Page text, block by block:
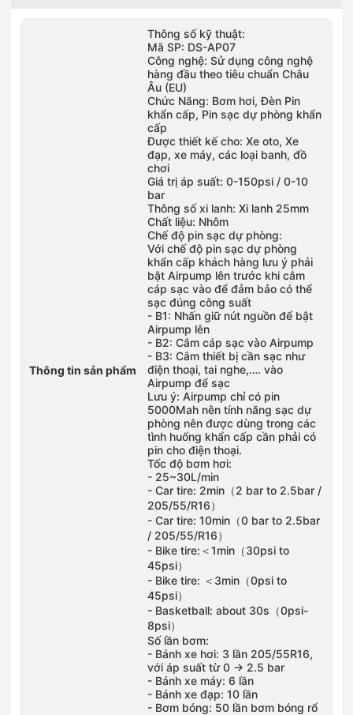
Thông tin sản phẩm
Thông số kỹ thuật:
Mã SP: DS-AP07
Công nghệ: Sử dụng công nghệ
hàng đầu theo tiêu chuẩn Châu
Âu (EU)
Chức Năng: Bơm hơi, Đèn Pin
khẩn cấp, Pin sạc dự phòng khẩn
cấp
Được thiết kế cho: Xe oto, Xe
đạp, xe máy, các loại banh, đồ
chơi
Giá trị áp suất: 0-150psi / 0-10
bar
Thông số xi lanh: Xi lanh 25mm
Chất liệu: Nhôm
Chế độ pin sạc dự phòng:
Với chế độ pin sạc dự phòng
khẩn cấp khách hàng lưu ý phải
bật Airpump lên trước khi cắm
cáp sạc vào để đảm bảo có thể
sạc đúng công suất
- B1: Nhấn giữ nút nguồn để bật
Airpump lên
- B2: Cắm cáp sạc vào Airpump
- B3: Cắm thiết bị cần sạc như
điện thoại, tai nghe,…. vào
Airpump để sạc
Lưu ý: Airpump chỉ có pin
5000Mah nên tính năng sạc dự
phòng nên được dùng trong các
tình huống khẩn cấp cần phải có
pin cho điện thoại.
Tốc độ bơm hơi:
- 25~30L/min
- Car tire: 2min（2 bar to 2.5bar /
205/55/R16）
- Car tire: 10min（0 bar to 2.5bar
/ 205/55/R16）
- Bike tire:＜1min（30psi to
45psi）
- Bike tire: ＜3min（0psi to
45psi）
- Basketball: about 30s（0psi-
8psi）
Số lần bơm:
- Bánh xe hơi: 3 lần 205/55R16,
với áp suất từ 0 -> 2.5 bar
- Bánh xe máy: 6 lần
- Bánh xe đạp: 10 lần
- Bơm bóng: 50 lần bơm bóng rổ